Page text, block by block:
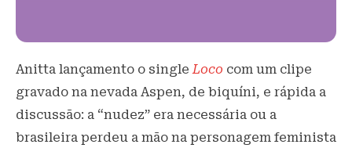
Anitta lançamento o singleLoco com um clipe
gravado na nevada Aspen, de biquíni, e rápida a
discussão: a “nudez” era necessária ou a
brasileira perdeu a mão na personagem feminista